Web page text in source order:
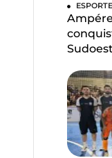
ESPORTE